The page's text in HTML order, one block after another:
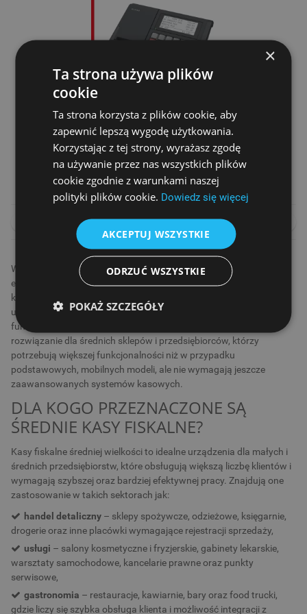
KASA FISKALNA ELZAB JOTA ONLINE
Cena netto
1 890,00 zł
1 990,00 zł
DO KOSZYKA PORÓWNAJ
Wybór odpowiedniej kasy fiskalnej może znacząco wpłynąć na
efektywność operacyjną firmy, poprawiając szybkość obsługi oraz
komfort pracy. Kasy fiskalne średniej wielkości to nowoczesne
urządzenia, które łączą kompaktową konstrukcję z szeroką gamą
funkcji usprawniających proces sprzedaży. Stanowią idealne
rozwiązanie dla średnich sklepów i przedsiębiorców, którzy
potrzebują większej funkcjonalności niż w przypadku
podstawowych, mobilnych modeli, ale nie wymagają jeszcze
zaawansowanych systemów kasowych.
DLA KOGO PRZEZNACZONE SĄ
ŚREDNIE KASY FISKALNE?
Kasy fiskalne średniej wielkości to idealne urządzenia dla małych i
średnich przedsiębiorstw, które obsługują większą liczbę klientów i
wymagają szybszej oraz bardziej efektywnej pracy. Znajdują one
zastosowanie w takich sektorach jak:
handel detaliczny – sklepy spożywcze, odzieżowe, księgarnie,
drogerie oraz inne placówki wymagające rejestracji sprzedaży,
usługi – salony kosmetyczne i fryzjerskie, gabinety lekarskie,
warsztaty samochodowe, kancelarie prawne oraz punkty
serwisowe,
gastronomia – restauracje, kawiarnie, bary oraz food trucki,
gdzie liczy się szybka obsługa klienta i możliwość integracji z
×
Ta strona używa plików
cookie
Ta strona korzysta z plików cookie, aby
zapewnić lepszą wygodę użytkowania.
Korzystając z tej strony, wyrażasz zgodę
na używanie przez nas wszystkich plików
cookie zgodnie z warunkami naszej
polityki plików cookie. Dowiedz się więcej
AKCEPTUJ WSZYSTKIE
ODRZUĆ WSZYSTKIE
POKAŻ SZCZEGÓŁY